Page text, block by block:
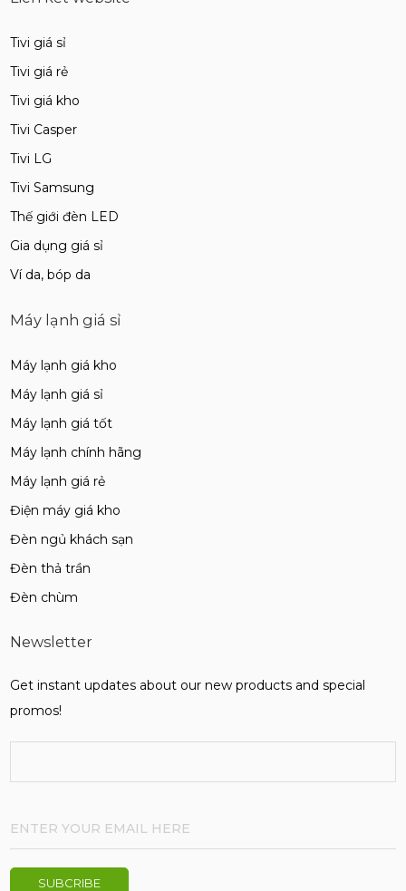
Tivi giá sỉ
Tivi giá rẻ
Tivi giá kho
Tivi Casper
Tivi LG
Tivi Samsung
Thế giới đèn LED
Gia dụng giá sỉ
Ví da, bóp da
Máy lạnh giá sỉ
Máy lạnh giá kho
Máy lạnh giá sỉ
Máy lạnh giá tốt
Máy lạnh chính hãng
Máy lạnh giá rẻ
Điện máy giá kho
Đèn ngủ khách sạn
Đèn thả trần
Đèn chùm
Newsletter
Get instant updates about our new products and special
promos!